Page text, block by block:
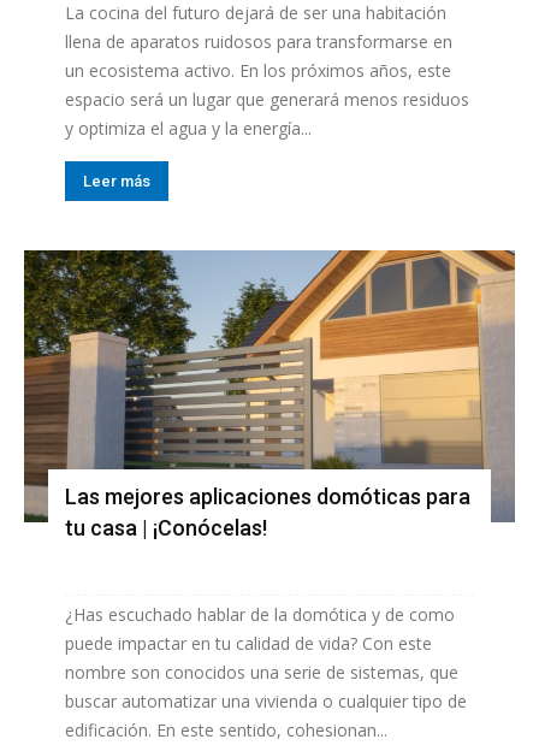
La cocina del futuro dejará de ser una habitación
llena de aparatos ruidosos para transformarse en
un ecosistema activo. En los próximos años, este
espacio será un lugar que generará menos residuos
y optimiza el agua y la energía...
Leer más
Las mejores aplicaciones domóticas para
tu casa | ¡Conócelas!
¿Has escuchado hablar de la domótica y de como
puede impactar en tu calidad de vida? Con este
nombre son conocidos una serie de sistemas, que
buscar automatizar una vivienda o cualquier tipo de
edificación. En este sentido, cohesionan...